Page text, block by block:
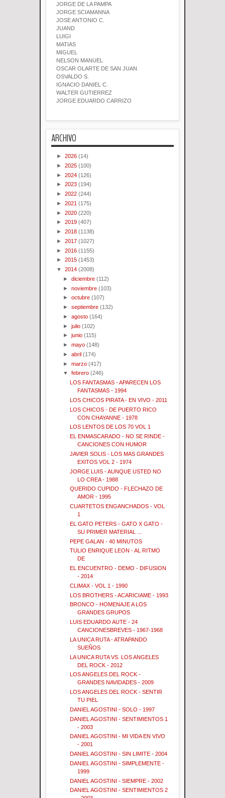
JORGE DE LA PAMPA
JORGE SCIAMANNA
JOSE ANTONIO C.
JUAND
LUIGI
MATIAS
MIGUEL
NELSON MANUEL
OSCAR OLARTE DE SAN JUAN
OSVALDO S.
IGNACIO DANIEL C.
WALTER GUTIERREZ
JORGE EDUARDO CARRIZO
ARCHIVO
► 2026 (14)
► 2025 (100)
► 2024 (126)
► 2023 (194)
► 2022 (244)
► 2021 (175)
► 2020 (220)
► 2019 (407)
► 2018 (1138)
► 2017 (1027)
► 2016 (1155)
► 2015 (1453)
▼ 2014 (2008)
►diciembre (112)
►noviembre (103)
►octubre (107)
►septiembre (132)
►agosto (164)
►julio (102)
►junio (115)
►mayo (148)
►abril (174)
►marzo (417)
▼febrero (246)
LOS FANTASMAS - APARECEN LOS
FANTASMAS - 1994
LOS CHICOS PIRATA - EN VIVO - 2011
LOS CHICOS - DE PUERTO RICO
CON CHAYANNE - 1978
LOS LENTOS DE LOS 70 VOL 1
EL ENMASCARADO - NO SE RINDE -
CANCIONES CON HUMOR
JAVIER SOLIS - LOS MAS GRANDES
EXITOS VOL 2 - 1974
JORGE LUIS - AUNQUE USTED NO
LO CREA - 1988
QUERIDO CUPIDO - FLECHAZO DE
AMOR - 1995
CUARTETOS ENGANCHADOS - VOL
1
EL GATO PETERS - GATO X GATO -
SU PRIMER MATERIAL ...
PEPE GALAN - 40 MINUTOS
TULIO ENRIQUE LEON - AL RITMO
DE
EL ENCUENTRO - DEMO - DIFUSION
- 2014
CLIMAX - VOL 1 - 1990
LOS BROTHERS - ACARICIAME - 1993
BRONCO - HOMENAJE A LOS
GRANDES GRUPOS
LUIS EDUARDO AUTE - 24
CANCIONESBREVES - 1967-1968
LA UNICA RUTA - ATRAPANDO
SUEÑOS
LA UNICA RUTA VS. LOS ANGELES
DEL ROCK - 2012
LOS ANGELES DEL ROCK -
GRANDES NAVIDADES - 2009
LOS ANGELES DEL ROCK - SENTIR
TU PIEL
DANIEL AGOSTINI - SOLO - 1997
DANIEL AGOSTINI - SENTIMIENTOS 1
- 2003
DANIEL AGOSTINI - MI VIDA EN VIVO
- 2001
DANIEL AGOSTINI - SIN LIMITE - 2004
DANIEL AGOSTINI - SIMPLEMENTE -
1999
DANIEL AGOSTINI - SIEMPRE - 2002
DANIEL AGOSTINI - SENTIMIENTOS 2